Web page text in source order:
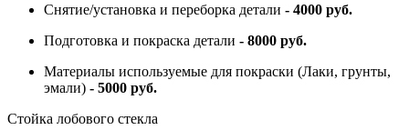
Снятие/установка и переборка детали - 4000 руб.
Подготовка и покраска детали - 8000 руб.
Материалы используемые для покраски (Лаки, грунты,
эмали) - 5000 руб.
Стойка лобового стекла